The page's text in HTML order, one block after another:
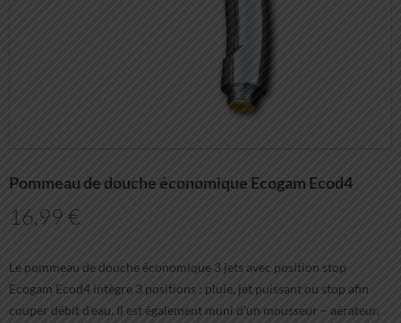
Pommeau de douche économique Ecogam Ecod4
16,99 €
Le pommeau de douche économique 3 jets avec position stop
Ecogam Ecod4 intègre 3 positions : pluie, jet puissant ou stop afin
couper débit d’eau. Il est également muni d’un mousseur – aérateur,